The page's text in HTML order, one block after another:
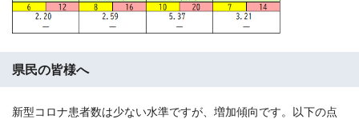
県民の皆様へ
新型コロナ患者数は少ない水準ですが、増加傾向です。以下の点